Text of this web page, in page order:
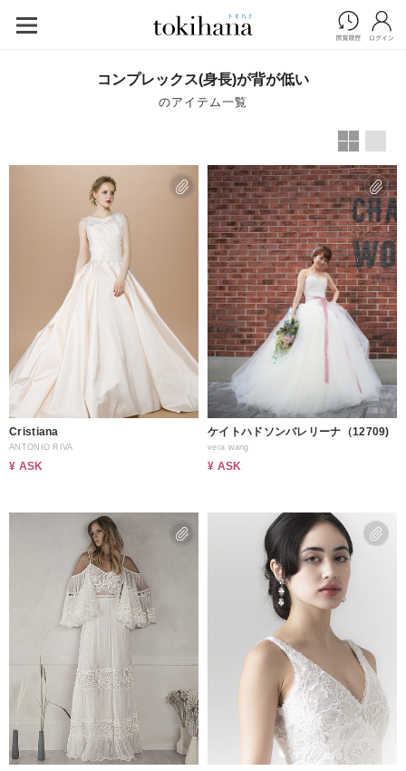
コンプレックス(身長)が背が低い
Cristiana
ANTONIO RIVA
¥ ASK
ケイトハドソンバレリーナ（12709)
vera wang
¥ ASK